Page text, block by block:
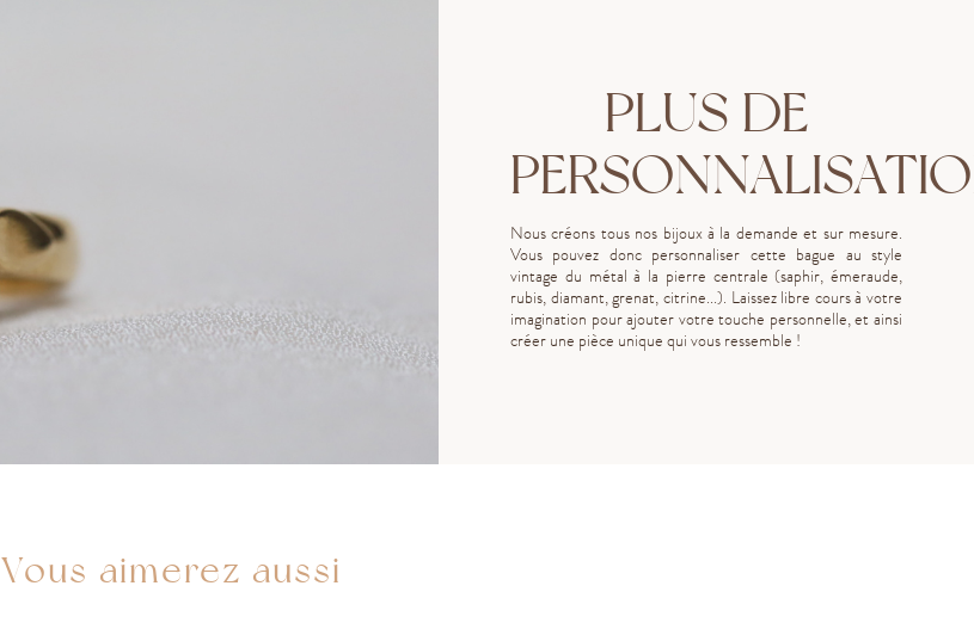
PLUS DE
Nous créons tous nos bijoux à la demande et sur mesure.
Vous pouvez donc personnaliser cette bague au style
vintage du métal à la pierre centrale (saphir, émeraude,
rubis, diamant, grenat, citrine...). Laissez libre cours à votre
imagination pour ajouter votre touche personnelle, et ainsi
créer une pièce unique qui vous ressemble !
Vous aimerez aussi